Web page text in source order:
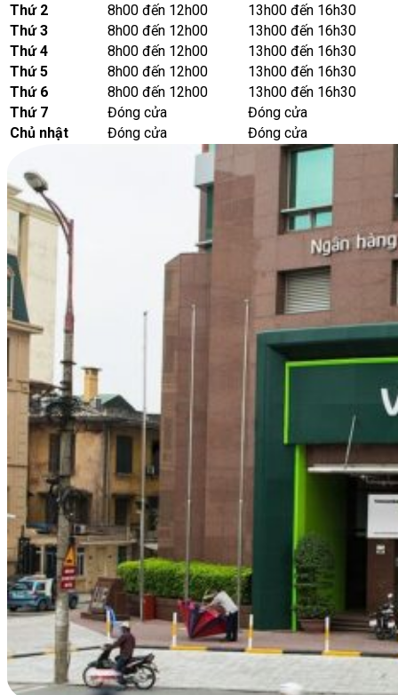
Thứ 2
8h00 đến 12h00
13h00 đến 16h30
Thứ 3
8h00 đến 12h00
13h00 đến 16h30
Thứ 4
8h00 đến 12h00
13h00 đến 16h30
Thứ 5
8h00 đến 12h00
13h00 đến 16h30
Thứ 6
8h00 đến 12h00
13h00 đến 16h30
Thứ 7
Đóng cửa
Đóng cửa
Chủ nhật
Đóng cửa Đóng cửa